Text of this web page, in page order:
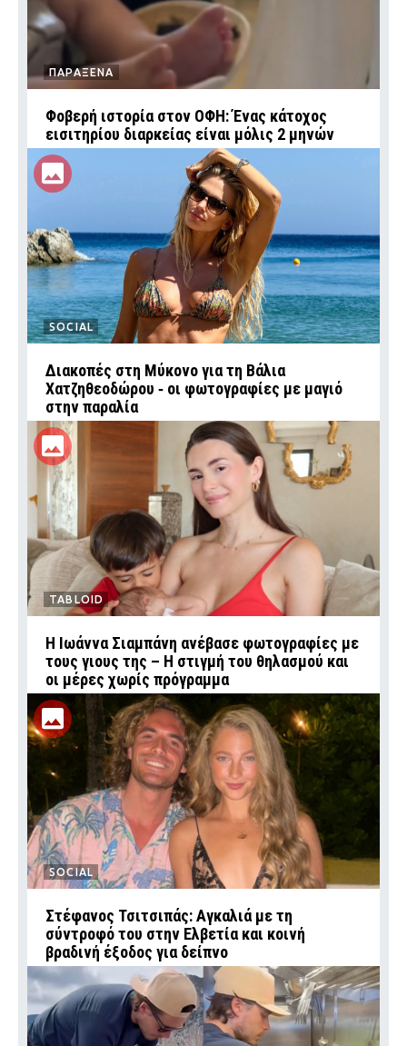
ΠΑΡΑΞΕΝΑ
Φοβερή ιστορία στον ΟΦΗ: Ένας κάτοχος
εισιτηρίου διαρκείας είναι μόλις 2 μηνών
SOCIAL
Διακοπές στη Μύκονο για τη Βάλια
Χατζηθεοδώρου ‑ οι φωτογραφίες με μαγιό
στην παραλία
TABLOID
H Ιωάννα Σιαμπάνη ανέβασε φωτογραφίες με
τους γιους της – Η στιγμή του θηλασμού και
οι μέρες χωρίς πρόγραμμα
SOCIAL
Στέφανος Τσιτσιπάς: Αγκαλιά με τη
σύντροφό του στην Ελβετία και κοινή
βραδινή έξοδος για δείπνο